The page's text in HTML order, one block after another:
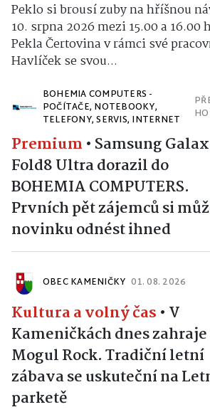
Peklo si brousí zuby na hříšnou
10. srpna 2026 mezi 15.00 a
Pekla Čertovina v rámci své
Havlíček se svou...
BOHEMIA COMPUTERS -
POČÍTAČE, NOTEBOOKY,
TELEFONY, SERVIS, INTERNET
Premium • Samsung
Fold8 Ultra dorazil do
BOHEMIA COMPUTERS.
Prvních pět zájemců si
novinku odnést ihned
OBEC KAMENIČKY 01. 08. 2026
Kultura a volný čas • V
Kameničkách dnes zahraje
Mogul Rock. Tradiční letní
zábava se uskuteční na
parketě